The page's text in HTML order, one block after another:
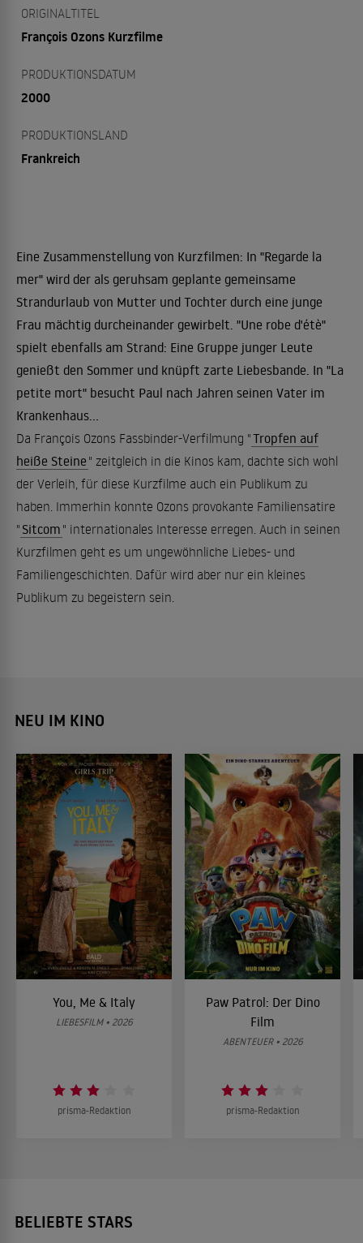
ORIGINALTITEL
François Ozons Kurzfilme
PRODUKTIONSDATUM
2000
PRODUKTIONSLAND
Frankreich
Eine Zusammenstellung von Kurzfilmen: In "Regarde la
mer" wird der als geruhsam geplante gemeinsame
Strandurlaub von Mutter und Tochter durch eine junge
Frau mächtig durcheinander gewirbelt. "Une robe d'étè"
spielt ebenfalls am Strand: Eine Gruppe junger Leute
genießt den Sommer und knüpft zarte Liebesbande. In "La
petite mort" besucht Paul nach Jahren seinen Vater im
Krankenhaus...
Da François Ozons Fassbinder-Verfilmung "Tropfen auf
heiße Steine " zeitgleich in die Kinos kam, dachte sich wohl
der Verleih, für diese Kurzfilme auch ein Publikum zu
haben. Immerhin konnte Ozons provokante Familiensatire
" Sitcom " internationales Interesse erregen. Auch in seinen
Kurzfilmen geht es um ungewöhnliche Liebes- und
Familiengeschichten. Dafür wird aber nur ein kleines
Publikum zu begeistern sein.
NEU IM KINO
You, Me & Italy
LIEBESFILM • 2026
prisma-Redaktion
Paw Patrol: Der Dino
Film
ABENTEUER • 2026
prisma-Redaktion
BELIEBTE STARS